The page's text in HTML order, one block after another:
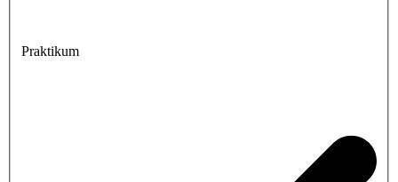
Praktikum